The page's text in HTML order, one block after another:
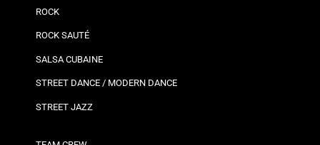
ROCK
ROCK SAUTÉ
SALSA CUBAINE
STREET DANCE / MODERN DANCE
STREET JAZZ